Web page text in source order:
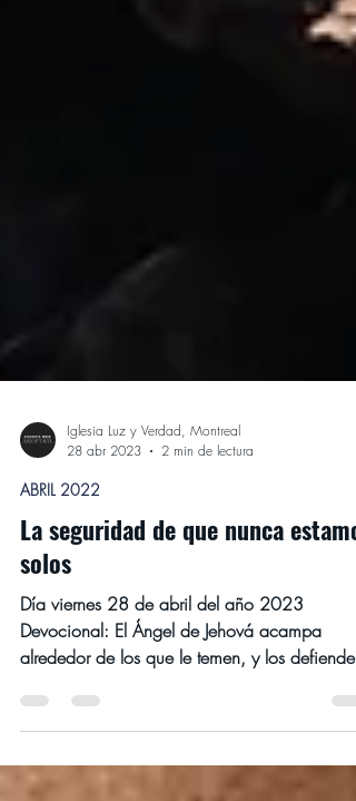
Iglesia Luz y Verdad, Montreal
ABRIL 2022
La seguridad de que nunca estamos
solos
Día viernes 28 de abril del año 2023
alrededor de los que le temen, y los defiende.
Salmo 34:7 Este...